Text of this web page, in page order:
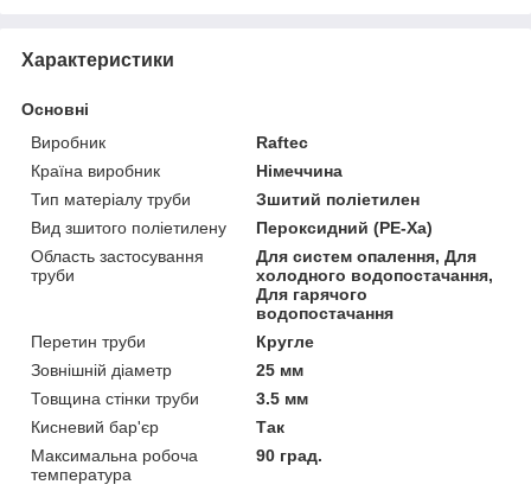
Характеристики
Основні
Виробник
Raftec
Країна виробник
Німеччина
Тип матеріалу труби
Зшитий поліетилен
Вид зшитого поліетилену
Пероксидний (PE-Xa)
Область застосування
труби
Для систем опалення, Для
холодного водопостачання,
Для гарячого
водопостачання
Перетин труби
Кругле
Зовнішній діаметр
25 мм
Товщина стінки труби
3.5 мм
Кисневий бар'єр
Так
Максимальна робоча
температура
90 град.